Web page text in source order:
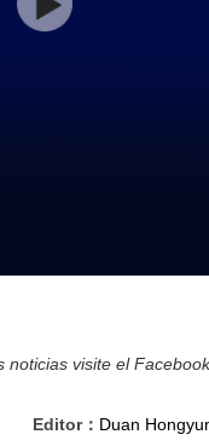
visite el
Editor： Duan